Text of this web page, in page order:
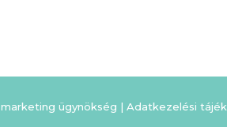
ügynökség | Adatkezelési